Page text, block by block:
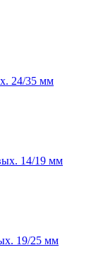
24/35 мм
14/19 мм
19/25 мм